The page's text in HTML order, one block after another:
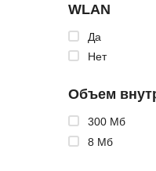
WLAN
Да
Нет
Объем
300 Мб
8 Мб